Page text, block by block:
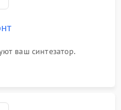
ваш синтезатор.